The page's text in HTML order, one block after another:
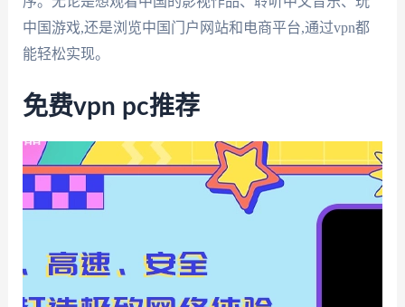
中国游戏,还是浏览中国门户网站和电商平台,通过vpn都
能轻松实现。
免费vpn pc推荐